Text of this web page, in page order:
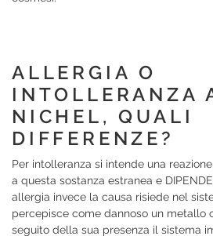
ALLERGIA O
INTOLLERANZA
NICHEL, QUALI
DIFFERENZE?
Per intolleranza si intende una
a questa sostanza estranea e
allergia invece la causa risiede nel
percepisce come dannoso un metallo
seguito della sua presenza il sistema